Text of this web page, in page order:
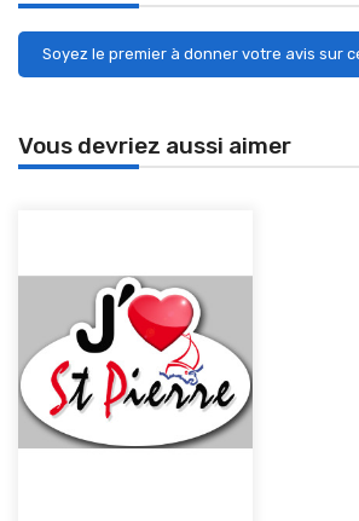
Soyez le premier à donner votre avis sur
Vous devriez aussi aimer